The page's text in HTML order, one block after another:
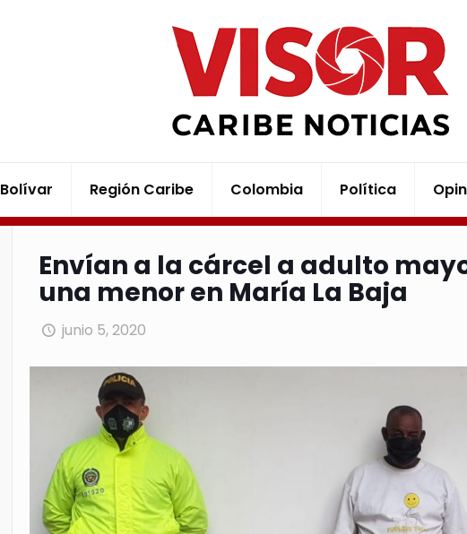
Bolívar Región Caribe Colombia Política
Envían a la cárcel a adulto
una menor en María La Baja
junio 5, 2020